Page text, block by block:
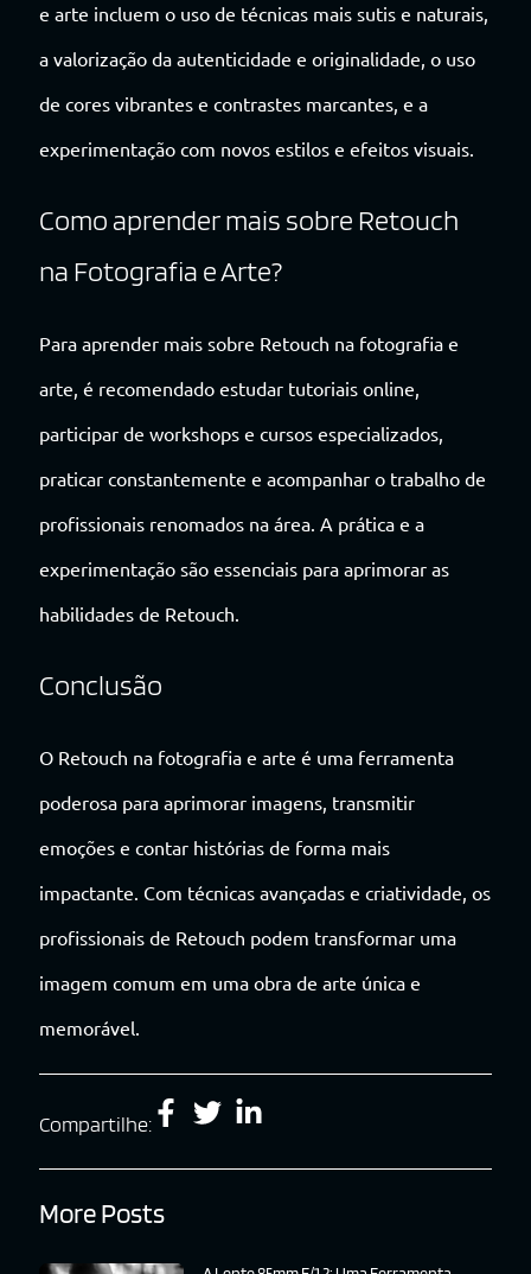
e arte incluem o uso de técnicas mais sutis e naturais,
a valorização da autenticidade e originalidade, o uso
de cores vibrantes e contrastes marcantes, e a
experimentação com novos estilos e efeitos visuais.
Como aprender mais sobre Retouch
na Fotografia e Arte?
Para aprender mais sobre Retouch na fotografia e
arte, é recomendado estudar tutoriais online,
participar de workshops e cursos especializados,
praticar constantemente e acompanhar o trabalho de
profissionais renomados na área. A prática e a
experimentação são essenciais para aprimorar as
habilidades de Retouch.
Conclusão
O Retouch na fotografia e arte é uma ferramenta
poderosa para aprimorar imagens, transmitir
emoções e contar histórias de forma mais
impactante. Com técnicas avançadas e criatividade, os
profissionais de Retouch podem transformar uma
imagem comum em uma obra de arte única e
memorável.
Compartilhe:
More Posts